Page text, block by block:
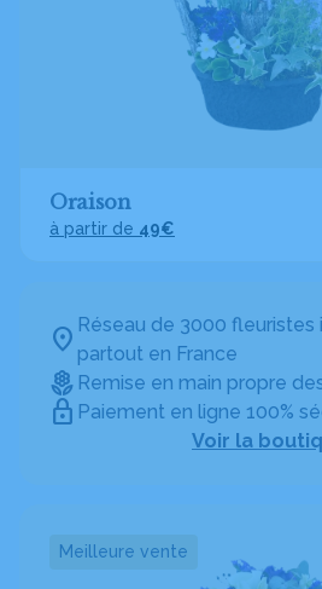
Réseau de 3000 fleuristes
partout en France
Remise en main propre
Paiement en ligne 100%
Voir la
Oraison
à partir de 49€
Meilleure vente